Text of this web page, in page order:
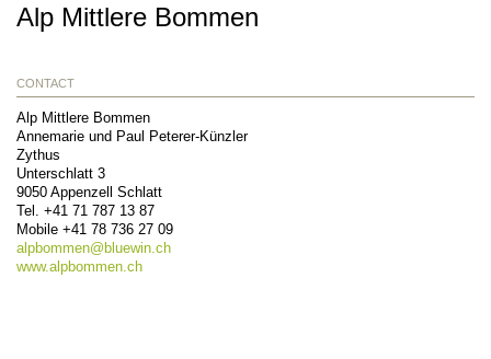
Alp Mittlere Bommen
CONTACT
Alp Mittlere Bommen
Annemarie und Paul Peterer-Künzler
Zythus
Unterschlatt 3
9050 Appenzell Schlatt
Tel. +41 71 787 13 87
Mobile +41 78 736 27 09
alpbommen@ bluewin.ch
www.alpbommen.ch